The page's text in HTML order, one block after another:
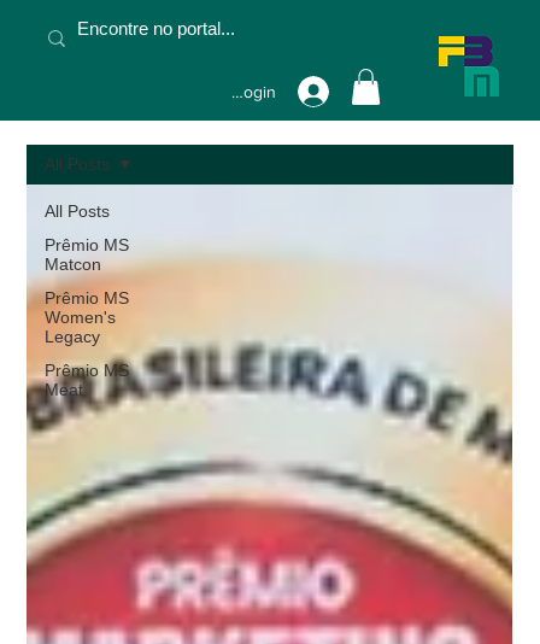
Fazer Login
All Posts
Prêmio MS
Matcon
Prêmio MS
Women's
Legacy
Prêmio MS
Meat
All Posts